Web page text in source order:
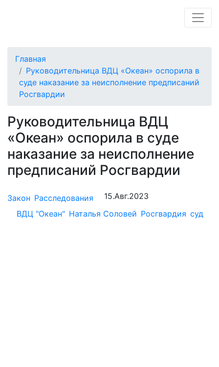
Главная
Руководительница ВДЦ «Океан» оспорила в
суде наказание за неисполнение предписаний
Росгвардии
Руководительница ВДЦ
«Океан» оспорила в суде
наказание за неисполнение
предписаний Росгвардии
Закон Расследования
15.Авг.2023
ВДЦ "Океан" Наталья Соловей Росгвардия суд